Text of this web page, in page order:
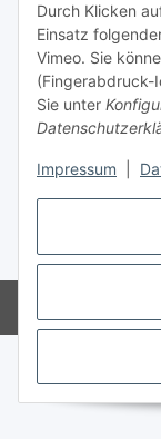
Durch Klicken
Einsatz
Vimeo. Sie
(Fingerabdruck-
Sie unter
Impressum
Informationen
Gesetzliche
* Alle Preise inkl.